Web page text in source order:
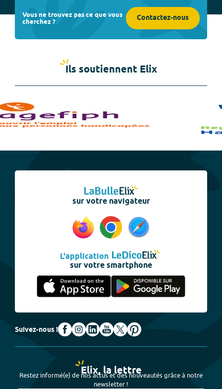
Vous ne trouvez pas ce que vous
cherchez ? Contactez-nous
Ils soutiennent Elix
sur votre navigateur
L'application
sur votre smartphone
Suivez-nous !
Elix, la lettre
Restez informé(e) de nos actus et des nouveautés grâce à notre
newsletter !